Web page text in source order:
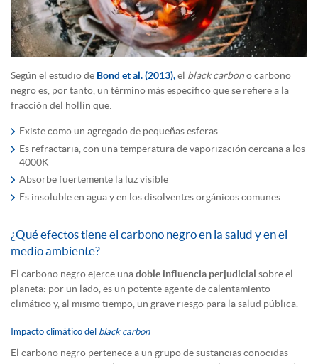
Según el estudio de Bond et al. (2013),el black carbono carbono
negro es, por tanto, un término más específico que se refiere a la
fracción del hollín que:
Existe como un agregado de pequeñas esferas
Es refractaria, con una temperatura de vaporización cercana a los
4000K
Absorbe fuertemente la luz visible
Es insoluble en agua y en los disolventes orgánicos comunes.
¿Qué efectos tiene el carbono negro en la salud y en el
medio ambiente?
El carbono negro ejerce unadoble influencia perjudicial sobre el
planeta: por un lado, es un potente agente de calentamiento
climático y, al mismo tiempo, un grave riesgo para la salud pública.
Impacto climático del black carbon
El carbono negro pertenece a un grupo de sustancias conocidas